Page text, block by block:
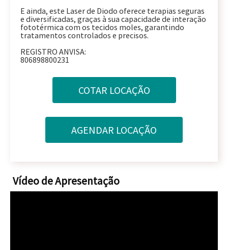
E ainda, este Laser de Diodo oferece terapias seguras
e diversificadas, graças à sua capacidade de interação
fototérmica com os tecidos moles, garantindo
tratamentos controlados e precisos.
REGISTRO ANVISA:
806898800231
Vídeo de Apresentação